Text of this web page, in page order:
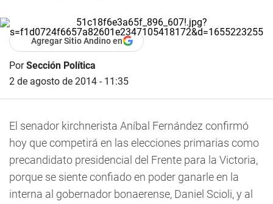
Agregar Sitio Andino en
PorSección Política
2 de agosto de 2014 - 11:35
El senador kirchnerista Aníbal Fernández confirmó
hoy que competirá en las elecciones primarias como
precandidato presidencial del Frente para la Victoria,
porque se siente confiado en poder ganarle en la
interna al gobernador bonaerense, Daniel Scioli, y al